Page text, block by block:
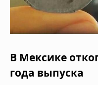
В Мексике
года выпуска